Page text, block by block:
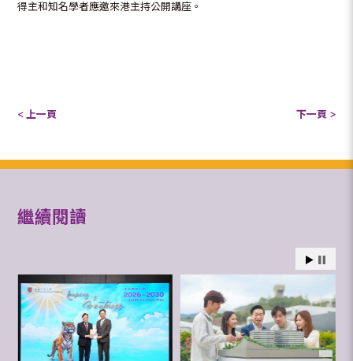
得主和知名學者應邀來港主持公開講座。
< 上一頁 下一頁 >
繼續閱讀